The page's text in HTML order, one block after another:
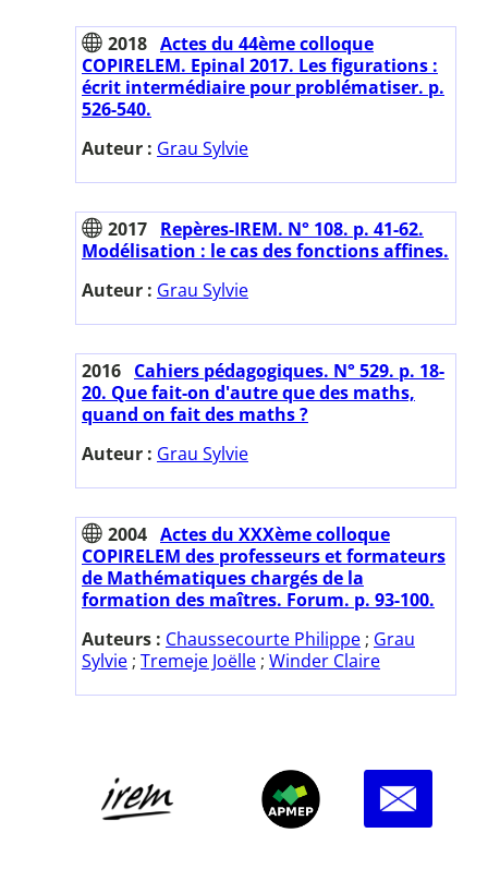
2018 Actes du 44ème colloque
COPIRELEM. Epinal 2017. Les figurations :
écrit intermédiaire pour problématiser. p.
526-540.
Auteur : Grau Sylvie
2017 Repères-IREM. N° 108. p. 41-62.
Modélisation : le cas des fonctions affines.
Auteur : Grau Sylvie
2016 Cahiers pédagogiques. N° 529. p. 18-
20. Que fait-on d'autre que des maths,
quand on fait des maths ?
Auteur : Grau Sylvie
2004 Actes du XXXème colloque
COPIRELEM des professeurs et formateurs
de Mathématiques chargés de la
formation des maîtres. Forum. p. 93-100.
Auteurs : Chaussecourte Philippe ; Grau
Sylvie ; Tremeje Joëlle ; Winder Claire